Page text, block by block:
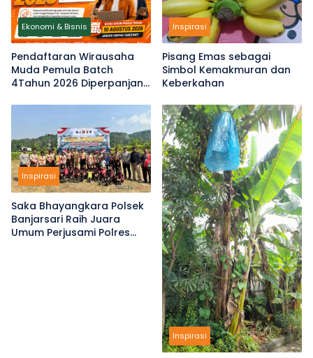
Ekonomi & Bisnis
Pendaftaran Wirausaha
Muda Pemula Batch
4Tahun 2026 Diperpanjang
Inspirasi
Pisang Emas sebagai
Simbol Kemakmuran dan
Keberkahan
Inspirasi
Saka Bhayangkara Polsek
Banjarsari Raih Juara
Umum Perjusami Polres
Inspirasi